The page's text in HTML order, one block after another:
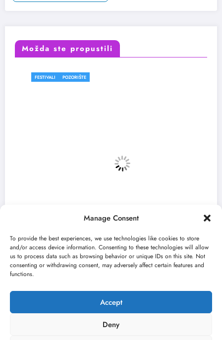
Manage Consent
To provide the best experiences, we use technologies like cookies to store
and/or access device information. Consenting to these technologies will allow
us to process data such as browsing behavior or unique IDs on this site. Not
consenting or withdrawing consent, may adversely affect certain features and
functions.
Accept
Deny
Možda ste propustili
FESTIVALI POZORIŠTE
„Predmet Medeja“ otvara 59. Bitef u
Kulturni kišobran